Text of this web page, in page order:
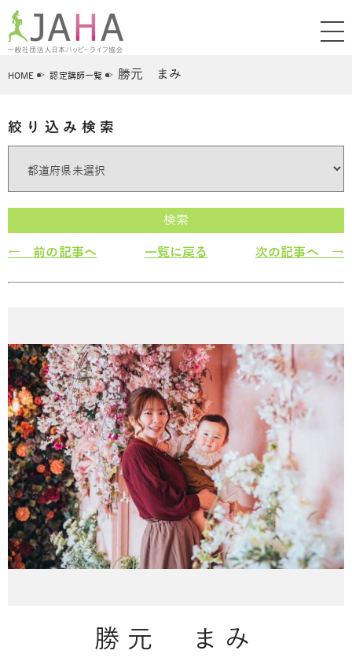
HOME 認定講師一覧 勝元 まみ
絞り込み検索
検索
← 前の記事へ 一覧に戻る 次の記事へ →
勝元 まみ